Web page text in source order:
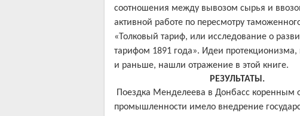
соотношения между вывозом сырья и
активной работе по пересмотру
«Толковый тариф, или исследование о
тарифом 1891 года». Идеи протекционизма,
и раньше, нашли отражение в этой книге.
РЕЗУЛЬТАТЫ.
Поездка Менделеева в Донбасс коренным
промышленности имело внедрение